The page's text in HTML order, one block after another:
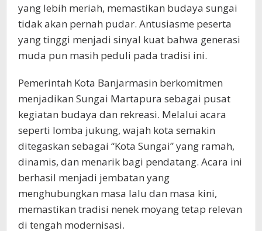
yang lebih meriah, memastikan budaya sungai
tidak akan pernah pudar. Antusiasme peserta
yang tinggi menjadi sinyal kuat bahwa generasi
muda pun masih peduli pada tradisi ini.
Pemerintah Kota Banjarmasin berkomitmen
menjadikan Sungai Martapura sebagai pusat
kegiatan budaya dan rekreasi. Melalui acara
seperti lomba jukung, wajah kota semakin
ditegaskan sebagai “Kota Sungai” yang ramah,
dinamis, dan menarik bagi pendatang. Acara ini
berhasil menjadi jembatan yang
menghubungkan masa lalu dan masa kini,
memastikan tradisi nenek moyang tetap relevan
di tengah modernisasi.